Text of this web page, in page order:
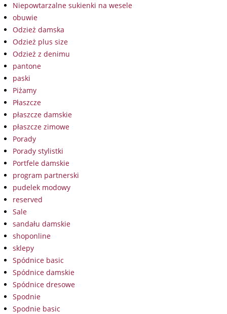
Niepowtarzalne sukienki na wesele
obuwie
Odzież damska
Odzież plus size
Odzież z denimu
pantone
paski
Piżamy
Płaszcze
płaszcze damskie
płaszcze zimowe
Porady
Porady stylistki
Portfele damskie
program partnerski
pudelek modowy
reserved
Sale
sandału damskie
shoponline
sklepy
Spódnice basic
Spódnice damskie
Spódnice dresowe
Spodnie
Spodnie basic